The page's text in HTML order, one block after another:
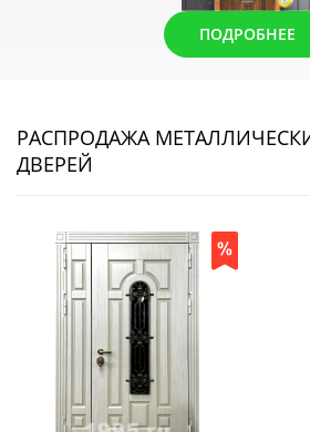
ПОДРОБНЕЕ
РАСПРОДАЖА
ДВЕРЕЙ